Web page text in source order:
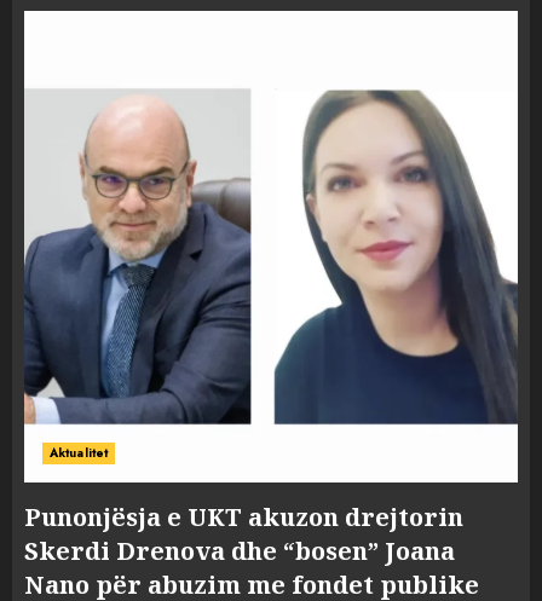
Aktualitet
Punonjësja e UKT akuzon drejtorin
Skerdi Drenova dhe “bosen” Joana
Nano për abuzim me fondet publike